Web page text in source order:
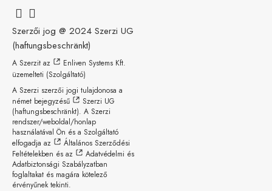
Szerzői jog @ 2024 Szerzi UG
(haftungsbeschränkt)
A Szerzit az
Enliven Systems Kft.
üzemelteti (Szolgáltató)
A Szerzi szerzői jogi tulajdonosa a
német bejegyzésű
Szerzi UG
(haftungsbeschränkt). A Szerzi
rendszer/weboldal/honlap
használatával Ön és a Szolgáltató
elfogadja az
Általános Szerződési
Feltételekben és az
Adatvédelmi és
Adatbiztonsági Szabályzatban
foglaltakat és magára kötelező
érvényűnek tekinti.